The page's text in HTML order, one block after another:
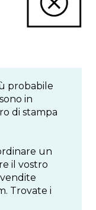
probabile
in
di stampa
un
il vostro
Trovate i